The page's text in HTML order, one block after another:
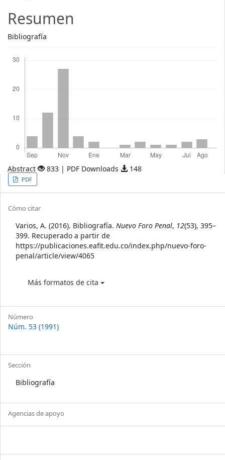
Resumen
Bibliografía
Abstract 833 | PDF Downloads 148
Article
Sidebar
PDF
Article
Details
Cómo citar
Varios, A. (2016). Bibliografía. Nuevo Foro Penal, 12(53), 395–
399. Recuperado a partir de
https://publicaciones.eafit.edu.co/index.php/nuevo-foro-
penal/article/view/4065
Más formatos de cita
Número
Núm. 53 (1991)
Sección
Bibliografía
Agencias de apoyo